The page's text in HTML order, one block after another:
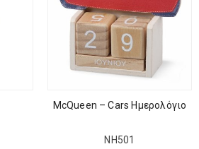
McQueen – Cars Ημερολόγιο
ΝΗ501